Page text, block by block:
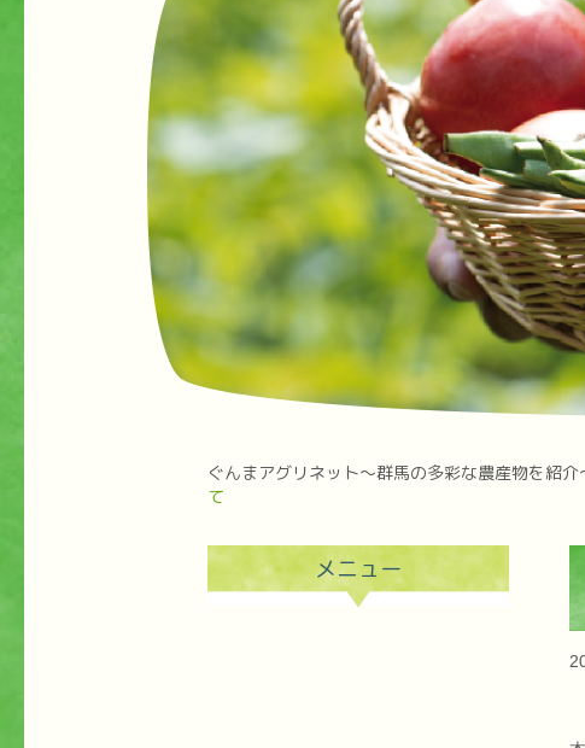
ぐんまアグリネット～群馬の多彩な農産物を紹介
て
メニュー